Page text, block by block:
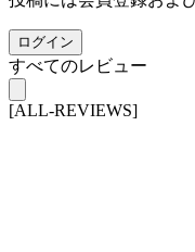
ログイン
すべてのレビュー
[ALL-REVIEWS]